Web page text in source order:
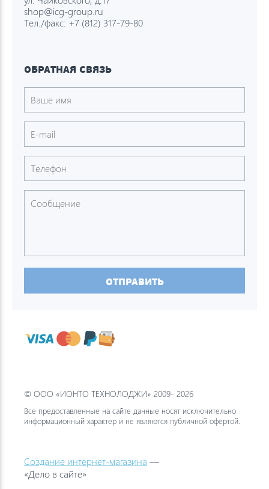
shop@icg-group.ru
Тел./факс: +7 (812) 317-79-80
ОБРАТНАЯ СВЯЗЬ
ОТПРАВИТЬ
© ООО «ИОНТО ТЕХНОЛОДЖИ» 2009- 2026
Все предоставленные на сайте данные носят исключительно
информационный характер и не являются публичной офертой.
Создание интернет-магазина —
«Дело в сайте»